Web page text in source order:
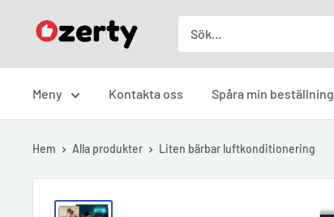
Ozerty
Meny Kontakta oss Spåra min beställning
Hem Alla produkter Liten bärbar luftkonditionering